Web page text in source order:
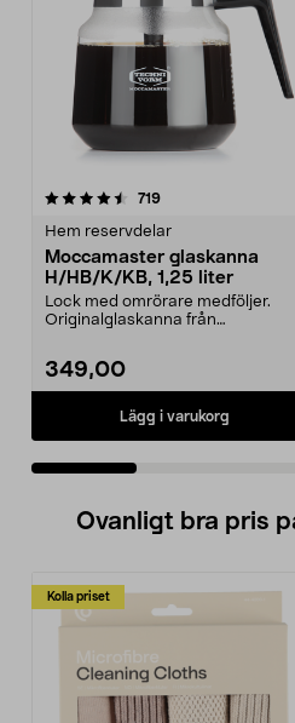
719recensioner
Hem reservdelar
Moccamaster glaskanna
H/HB/K/KB, 1,25 liter
Lock med omrörare medföljer.
Originalglaskanna från
349,00
Lägg i varukorg
4.5 av 5 stjärnor
Ovanligt bra pris
Kolla priset